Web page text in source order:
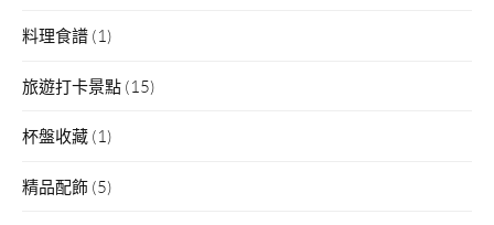
料理食譜 (1)
旅遊打卡景點 (15)
杯盤收藏 (1)
精品配飾 (5)